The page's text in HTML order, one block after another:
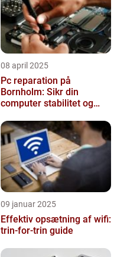
08 april 2025
Pc reparation på
Bornholm: Sikr din
computer stabilitet og
09 januar 2025
Effektiv opsætning af wifi:
trin-for-trin guide